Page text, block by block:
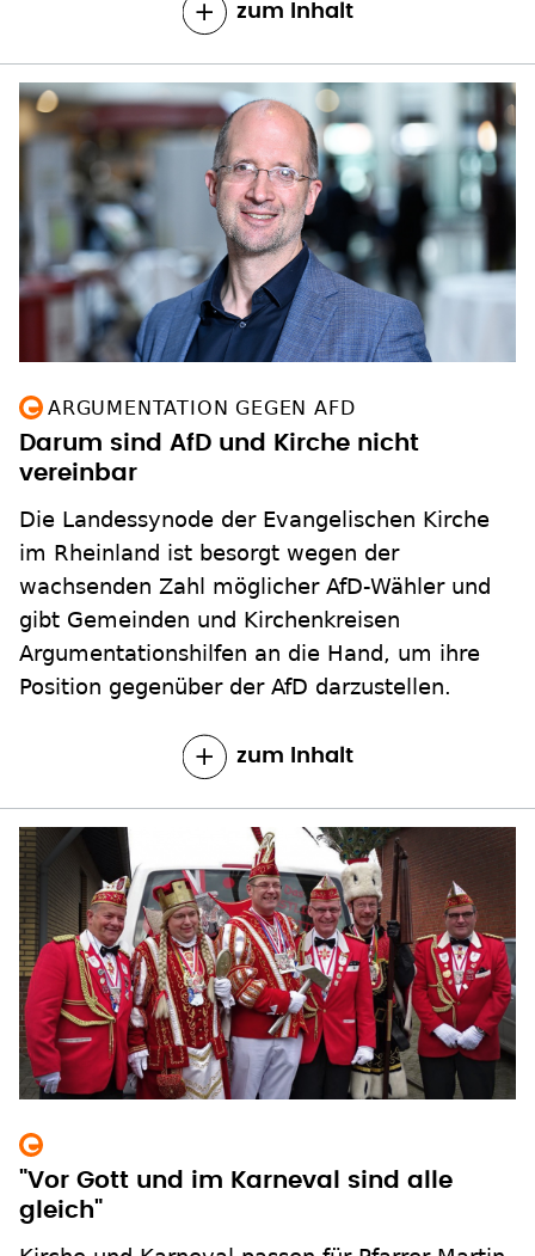
zum Inhalt
ARGUMENTATION GEGEN AFD
Darum sind AfD und Kirche nicht
vereinbar
Die Landessynode der Evangelischen Kirche
im Rheinland ist besorgt wegen der
wachsenden Zahl möglicher AfD-Wähler und
gibt Gemeinden und Kirchenkreisen
Argumentationshilfen an die Hand, um ihre
Position gegenüber der AfD darzustellen.
zum Inhalt
"Vor Gott und im Karneval sind alle
gleich"